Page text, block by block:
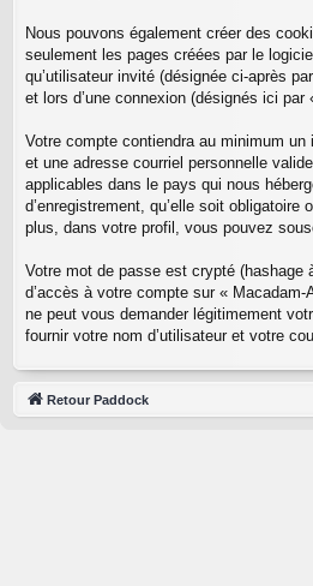
Nous pouvons également créer des
seulement les pages créées par le
qu’utilisateur invité (désignée ci-après
et lors d’une connexion (désignés ici par
Votre compte contiendra au minimum
et une adresse courriel personnelle
applicables dans le pays qui nous
d’enregistrement, qu’elle soit
plus, dans votre profil, vous pouvez
Votre mot de passe est crypté
d’accès à votre compte sur «
ne peut vous demander légitimement
fournir votre nom d’utilisateur et votre
Retour Paddock